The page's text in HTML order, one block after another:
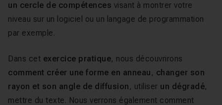
un cercle de compétences visant à montrer votre
niveau sur un logiciel ou un langage de programmation
par exemple.
Dans cet exercice pratique, nous découvrirons
comment créer une forme en anneau , changer son
rayon et son angle de diffusion , utiliser un dégradé,
mettre du texte. Nous verrons également comment